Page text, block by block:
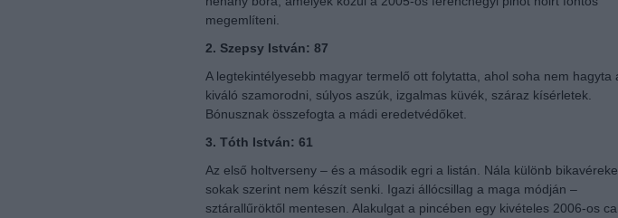
megemlíteni.
2. Szepsy István: 87
A legtekintélyesebb magyar termelő ott folytatta, ahol soha nem hagyta
kiváló szamorodni, súlyos aszúk, izgalmas küvék, száraz kísérletek.
Bónusznak összefogta a mádi eredetvédőket.
3. Tóth István: 61
Az első holtverseny – és a második egri a listán. Nála különb
sokak szerint nem készít senki. Igazi állócsillag a maga módján –
sztárallűröktől mentesen. Alakulgat a pincében egy kivételes 2006-os